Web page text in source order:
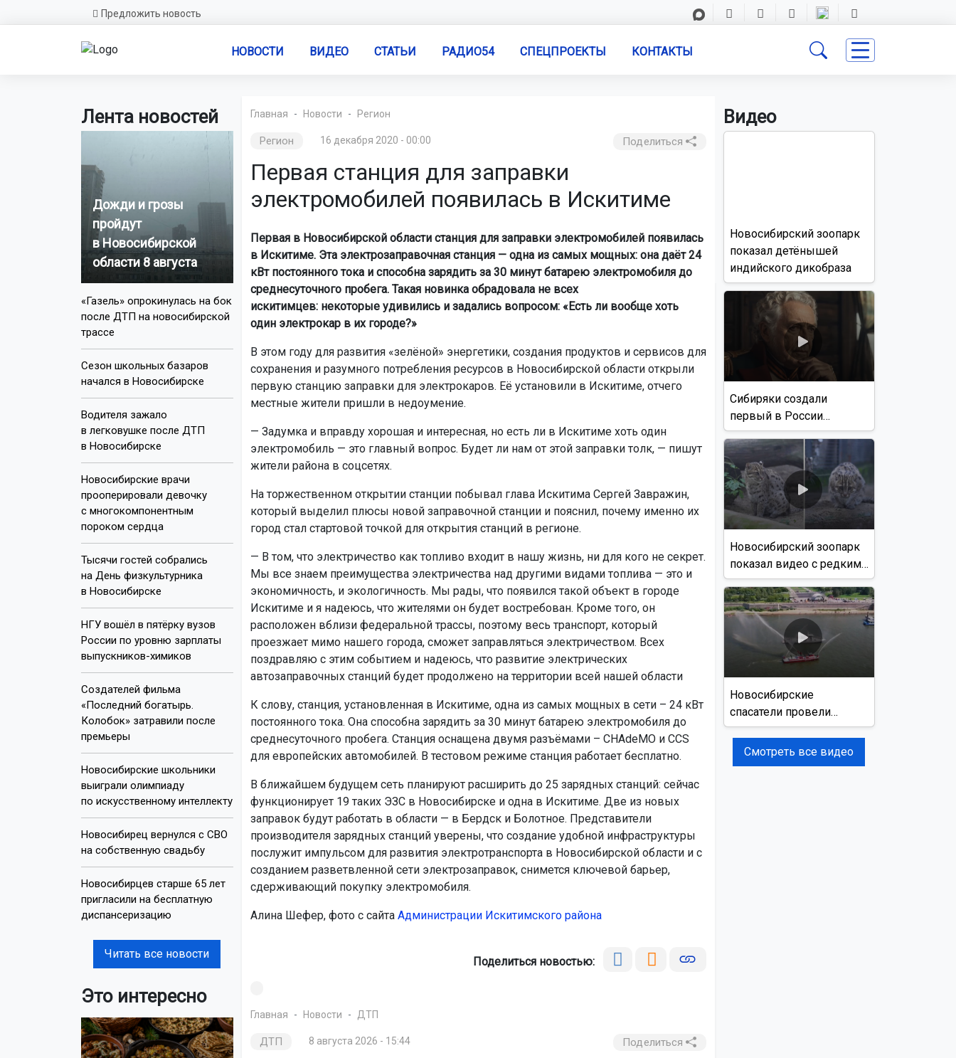
Предложить новость
НОВОСТИ ВИДЕО СТАТЬИ РАДИО54 СПЕЦПРОЕКТЫ КОНТАКТЫ
Лента новостей
Дожди и грозы
пройдут
в Новосибирской
области 8 августа
«Газель» опрокинулась на бок
после ДТП на новосибирской
трассе
Сезон школьных базаров
начался в Новосибирске
Водителя зажало
в легковушке после ДТП
в Новосибирске
Новосибирские врачи
прооперировали девочку
с многокомпонентным
пороком сердца
Тысячи гостей собрались
на День физкультурника
в Новосибирске
НГУ вошёл в пятёрку вузов
России по уровню зарплаты
выпускников-химиков
Создателей фильма
«Последний богатырь.
Колобок» затравили после
премьеры
Новосибирские школьники
выиграли олимпиаду
по искусственному интеллекту
Новосибирец вернулся с СВО
на собственную свадьбу
Новосибирцев старше 65 лет
пригласили на бесплатную
диспансеризацию
Читать все новости
Это интересно
Главная Новости Регион
Регион 16 декабря 2020 - 00:00 Поделиться
Первая станция для заправки
электромобилей появилась в Искитиме
Первая в Новосибирской области станция для заправки электромобилей появилась
в Искитиме. Эта электрозаправочная станция — одна из самых мощных: она даёт 24
кВт постоянного тока и способна зарядить за 30 минут батарею электромобиля до
среднесуточного пробега. Такая новинка обрадовала не всех
искитимцев: некоторые удивились и задались вопросом: «Есть ли вообще хоть
один электрокар в их городе?»
В этом году для развития «зелёной» энергетики, создания продуктов и сервисов для
сохранения и разумного потребления ресурсов в Новосибирской области открыли
первую станцию заправки для электрокаров. Её установили в Искитиме, отчего
местные жители пришли в недоумение.
— Задумка и вправду хорошая и интересная, но есть ли в Искитиме хоть один
электромобиль — это главный вопрос. Будет ли нам от этой заправки толк, — пишут
жители района в соцсетях.
На торжественном открытии станции побывал глава Искитима Сергей Завражин,
который выделил плюсы новой заправочной станции и пояснил, почему именно их
город стал стартовой точкой для открытия станций в регионе.
— В том, что электричество как топливо входит в нашу жизнь, ни для кого не секрет.
Мы все знаем преимущества электричества над другими видами топлива — это и
экономичность, и экологичность. Мы рады, что появился такой объект в городе
Искитиме и я надеюсь, что жителями он будет востребован. Кроме того, он
расположен вблизи федеральной трассы, поэтому весь транспорт, который
проезжает мимо нашего города, сможет заправляться электричеством. Всех
поздравляю с этим событием и надеюсь, что развитие электрических
автозаправочных станций будет продолжено на территории всей нашей области
К слову, станция, установленная в Искитиме, одна из самых мощных в сети – 24 кВт
постоянного тока. Она способна зарядить за 30 минут батарею электромобиля до
среднесуточного пробега. Станция оснащена двумя разъёмами – CHAdeMO и CCS
для европейских автомобилей. В тестовом режиме станция работает бесплатно.
В ближайшем будущем сеть планируют расширить до 25 зарядных станций: сейчас
функционирует 19 таких ЭЗС в Новосибирске и одна в Искитиме. Две из новых
заправок будут работать в области — в Бердск и Болотное. Представители
производителя зарядных станций уверены, что создание удобной инфраструктуры
послужит импульсом для развития электротранспорта в Новосибирской области и с
созданием разветвленной сети электрозаправок, снимется ключевой барьер,
сдерживающий покупку электромобиля.
Алина Шефер, фото с сайта Администрации Искитимского района
Поделиться новостью:
Главная Новости ДТП
ДТП 8 августа 2026 - 15:44 Поделиться
Видео
Новосибирский зоопарк
показал детёнышей
индийского дикобраза
Сибиряки создали
первый в России
документальный фильм
с использованием ИИ
Новосибирский зоопарк
показал видео с редким
виверровым котом
Новосибирские
спасатели провели
учения на реке Обь
Смотреть все видео